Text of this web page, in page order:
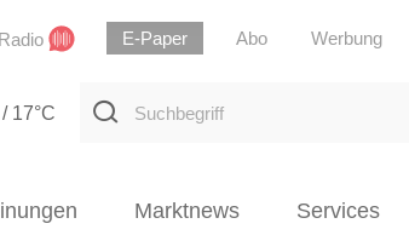
Radio E-Paper Abo Werbung
/ 17°C
Suchbegriff
Marktnews Services